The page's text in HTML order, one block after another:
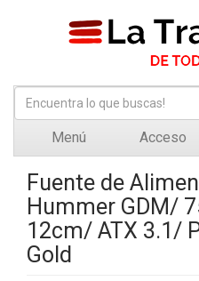
Menú Acceso
Fuente de
Hummer GDM/
12cm/ ATX 3.1/
Gold